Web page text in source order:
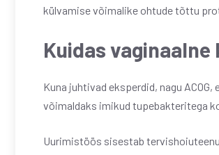
külvamise võimalike ohtude tõttu
Kuidas
Kuna juhtivad eksperdid, nagu
võimaldaks imikud tupebakteritega
Uurimistöös sisestab